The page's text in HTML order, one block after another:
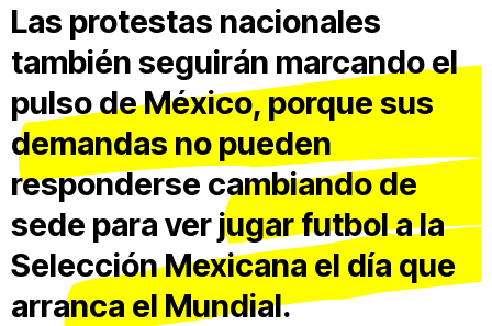
Las protestas nacionales
también seguirán marcando el
pulso de México, porque sus
demandas no pueden
responderse cambiando de
sede para ver jugar futbol a la
Selección Mexicana el día que
arranca el Mundial.